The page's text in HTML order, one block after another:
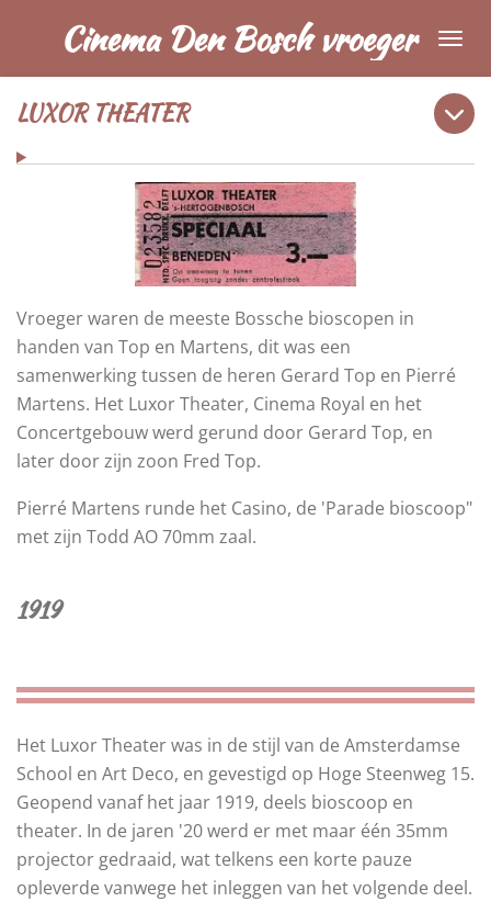
naar
de
Cinema Den Bosch vroeger
LUXOR THEATER
Vroeger waren de meeste Bossche bioscopen in
handen van Top en Martens, dit was een
samenwerking tussen de heren Gerard Top en Pierré
Martens. Het Luxor Theater, Cinema Royal en het
Concertgebouw werd gerund door Gerard Top, en
later door zijn zoon Fred Top.
Pierré Martens runde het Casino, de 'Parade bioscoop"
met zijn Todd AO 70mm zaal.
1919
Het Luxor Theater was in de stijl van de Amsterdamse
School en Art Deco, en gevestigd op Hoge Steenweg 15.
Geopend vanaf het jaar 1919, deels bioscoop en
theater. In de jaren '20 werd er met maar één 35mm
projector gedraaid, wat telkens een korte pauze
opleverde vanwege het inleggen van het volgende deel.